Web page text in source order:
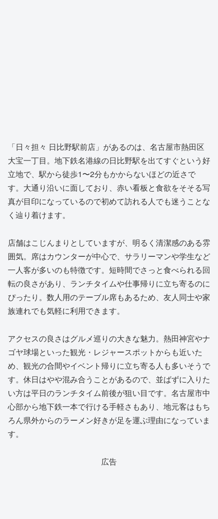
「日々担々 日比野駅前店」があるのは、名古屋市熱田区
大宝一丁目。地下鉄名港線の日比野駅を出てすぐという好
立地で、駅から徒歩1〜2分もかからないほどの近さで
す。大通り沿いに面しており、赤い看板と食欲をそそる写
真が目印になっているので初めて訪れる人でも迷うことな
く辿り着けます。
店舗はこじんまりとしていますが、明るく清潔感のある雰
囲気。席はカウンターが中心で、サラリーマンや学生など
一人客が多いのも特徴です。短時間でさっと食べられる回
転の良さがあり、ランチタイムや仕事帰りに立ち寄るのに
ぴったり。数人用のテーブル席もあるため、友人同士や家
族連れでも気軽に利用できます。
アクセスの良さはグルメ巡りの大きな魅力。熱田神宮やナ
ゴヤ球場といった観光・レジャースポットからも近いた
め、観光の合間やイベント帰りに立ち寄る人も多いそうで
す。休日はやや混み合うことがあるので、並ばずに入りた
い方は平日のランチタイム前後が狙い目です。名古屋市中
心部から地下鉄一本で行ける手軽さもあり、地元客はもち
ろん県外からのラーメン好きが足を運ぶ理由になっていま
す。
広告